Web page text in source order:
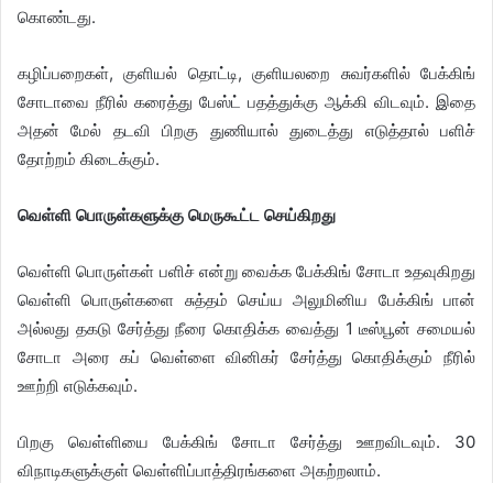
கொண்டது.
கழிப்பறைகள், குளியல் தொட்டி, குளியலறை சுவர்களில் பேக்கிங்
சோடாவை நீரில் கரைத்து பேஸ்ட் பதத்துக்கு ஆக்கி விடவும். இதை
அதன் மேல் தடவி பிறகு துணியால் துடைத்து எடுத்தால் பளிச்
தோற்றம் கிடைக்கும்.
​வெள்ளி பொருள்களுக்கு மெருகூட்ட செய்கிறது
வெள்ளி பொருள்கள் பளிச் என்று வைக்க பேக்கிங் சோடா உதவுகிறது
வெள்ளி பொருள்களை சுத்தம் செய்ய அலுமினிய பேக்கிங் பான்
அல்லது தகடு சேர்த்து நீரை கொதிக்க வைத்து 1 டீஸ்பூன் சமையல்
சோடா அரை கப் வெள்ளை வினிகர் சேர்த்து கொதிக்கும் நீரில்
ஊற்றி எடுக்கவும்.
பிறகு வெள்ளியை பேக்கிங் சோடா சேர்த்து ஊறவிடவும். 30
விநாடிகளுக்குள் வெள்ளிப்பாத்திரங்களை அகற்றலாம்.